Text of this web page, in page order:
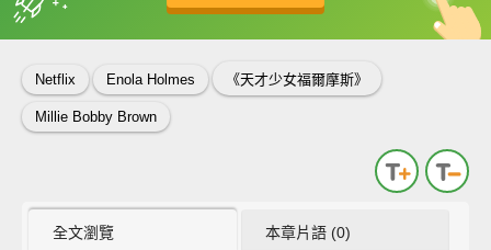
收錄佳句 中
英
Netflix Enola Holmes 《天才少女福爾摩斯》
Millie Bobby Brown
全文瀏覽 本章片語 (0)